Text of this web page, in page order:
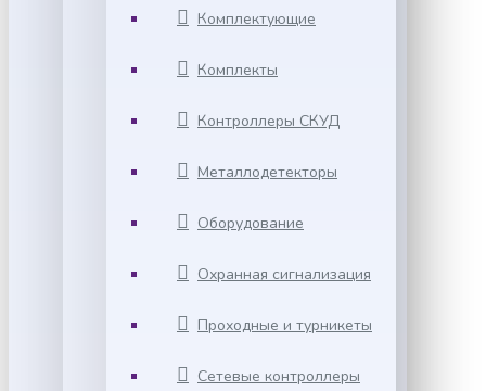
Комплектующие
Комплекты
Контроллеры СКУД
Металлодетекторы
Оборудование
Охранная сигнализация
Проходные и турникеты
Сетевые контроллеры